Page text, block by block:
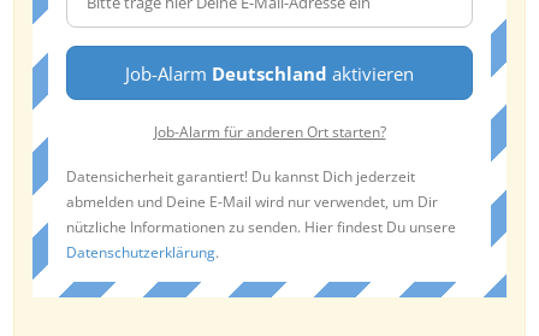
Job-Alarm Deutschland aktivieren
Job-Alarm für anderen Ort starten?
Datensicherheit garantiert! Du kannst Dich jederzeit
abmelden und Deine E-Mail wird nur verwendet, um Dir
nützliche Informationen zu senden. Hier findest Du unsere
Datenschutzerklärung.